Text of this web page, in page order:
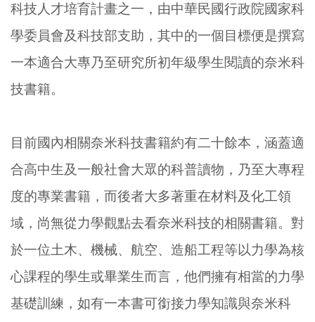
科技人才培育計畫之一，由中華民國行政院國家科
學委員會及科技部支助，其中的一個目標便是撰寫
一本適合大專乃至研究所初年級學生閱讀的奈米科
技書籍。
目前國內相關奈米科技書籍約有二十餘本，涵蓋適
合高中生及一般社會大眾的科普讀物，乃至大專程
度的專業書籍，而後者大多著重在材料及化工領
域，尚無從力學觀點去看奈米科技的相關書籍。對
於一位土木、機械、航空、造船工程等以力學為核
心課程的學生或畢業生而言，他們擁有相當的力學
基礎訓練，如有一本書可銜接力學知識與奈米科